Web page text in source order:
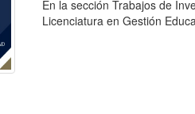
En la sección Trabajos de
Licenciatura en Gestión